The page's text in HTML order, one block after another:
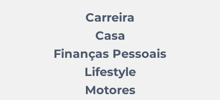
Carreira
Casa
Finanças Pessoais
Lifestyle
Motores